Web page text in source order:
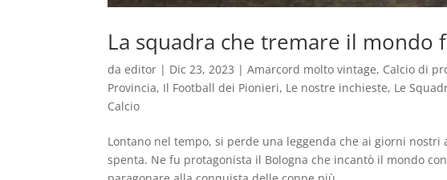
La squadra che tremare il mondo
daeditor | Dic 23, 2023 |Amarcord molto vintage, Calcio di
Provincia, Il Football dei Pionieri, Le nostre inchieste, Le
Calcio
Lontano nel tempo, si perde una leggenda che ai giorni
spenta. Ne fu protagonista il Bologna che incantò il mondo